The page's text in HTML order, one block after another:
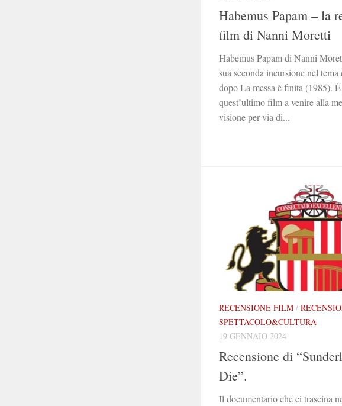
Habemus Papam – la
film di Nanni Moretti
Habemus Papam di Nanni
sua seconda incursione nel
dopo La messa è finita (1985).
quest’ultimo film a venire alla
visione per via di...
RECENSIONE FILM /
SPETTACOLO&CULTURA
19 GENNAIO 2024
Recensione di
Die”.
Il documentario che ci trascina